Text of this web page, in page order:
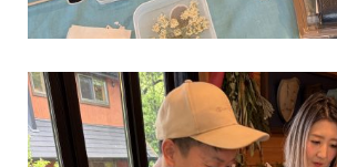
シェア
小松治彦